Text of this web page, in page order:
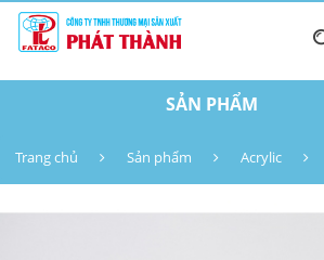
SẢN PHẨM
Trang chủ Sản phẩm Acrylic